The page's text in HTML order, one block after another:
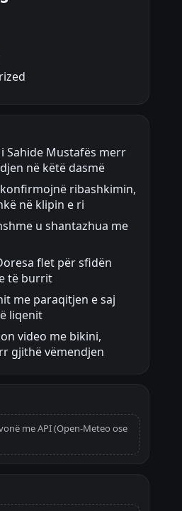
Sahide Mustafës merr
në këtë dasmë
konfirmojnë ribashkimin,
në klipin e ri
u shantazhua me
flet për sfidën
të burrit
me paraqitjen e saj
liqenit
video me bikini,
gjithë vëmendjen
me API (Open-Meteo ose